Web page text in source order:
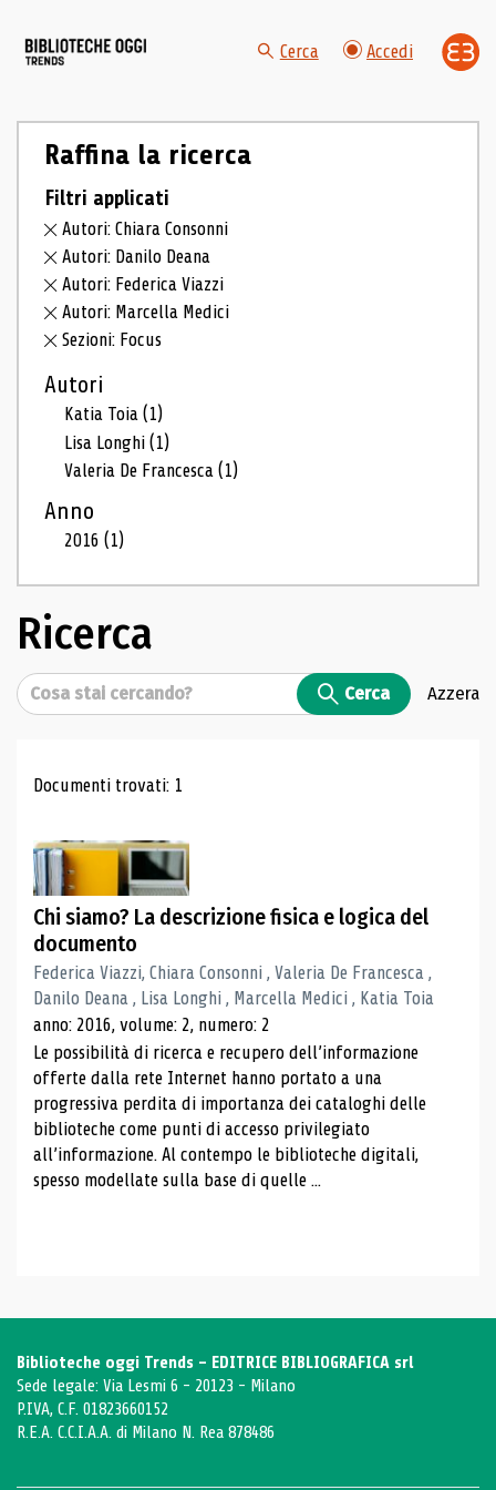
Cerca Accedi
Raffina la ricerca
Filtri applicati
Autori: Chiara Consonni
Autori: Danilo Deana
Autori: Federica Viazzi
Autori: Marcella Medici
Sezioni: Focus
Autori
Katia Toia(1)
Lisa Longhi(1)
Valeria De Francesca(1)
Anno
2016(1)
Ricerca
Cerca Cerca Azzera
Risultati di ricerca
Documenti trovati: 1
Chi siamo? La descrizione fisica e logica del
documento
Federica Viazzi, Chiara Consonni , Valeria De Francesca ,
Danilo Deana , Lisa Longhi , Marcella Medici , Katia Toia
anno: 2016, volume: 2, numero: 2
Le possibilità di ricerca e recupero dell’informazione
offerte dalla rete Internet hanno portato a una
progressiva perdita di importanza dei cataloghi delle
biblioteche come punti di accesso privilegiato
all’informazione. Al contempo le biblioteche digitali,
spesso modellate sulla base di quelle ...
Biblioteche oggi Trends - EDITRICE BIBLIOGRAFICA srl
Sede legale: Via Lesmi 6 - 20123 - Milano
P.IVA, C.F. 01823660152
R.E.A. C.C.I.A.A. di Milano N. Rea 878486